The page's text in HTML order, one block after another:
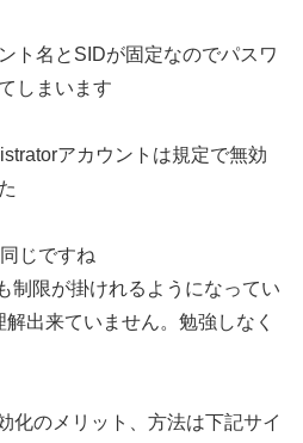
ト名とSIDが固定なのでパスワ
しまいます
アカウントは規定で無効
じですね
制限が掛けれるようになってい
出来ていません。勉強しなく
化のメリット、方法は下記サイ